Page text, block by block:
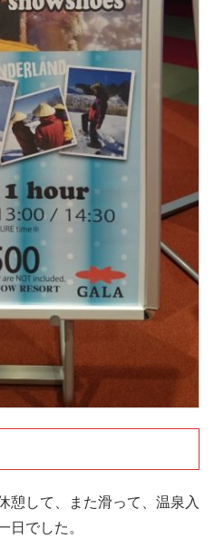
憩して、また滑って、温泉入
日でした。